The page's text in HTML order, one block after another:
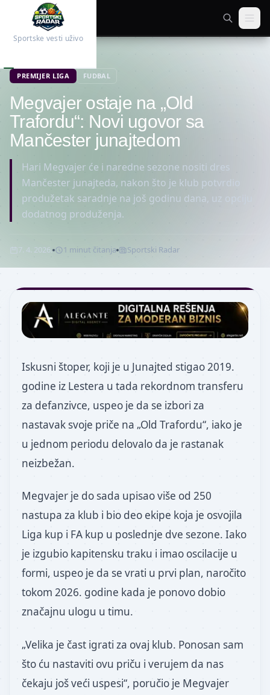
Sportske vesti uživo
PREMIJER LIGA FUDBAL
Megvajer ostaje na „Old
Trafordu“: Novi ugovor sa
Mančester junajtedom
Hari Megvajer će i naredne sezone nositi dres
Mančester junajteda, nakon što je klub potvrdio
produžetak saradnje na još godinu dana, uz opciju
dodatnog produženja.
7. 4. 2026. 1 minut čitanja Sportski Radar
Iskusni štoper, koji je u Junajted stigao 2019.
godine iz Lestera u tada rekordnom transferu
za defanzivce, uspeo je da se izbori za
nastavak svoje priče na „Old Trafordu“, iako je
u jednom periodu delovalo da je rastanak
neizbežan.
Megvajer je do sada upisao više od 250
nastupa za klub i bio deo ekipe koja je osvojila
Liga kup i FA kup u poslednje dve sezone. Iako
je izgubio kapitensku traku i imao oscilacije u
formi, uspeo je da se vrati u prvi plan, naročito
tokom 2026. godine kada je ponovo dobio
značajnu ulogu u timu.
„Velika je čast igrati za ovaj klub. Ponosan sam
što ću nastaviti ovu priču i verujem da nas
čekaju još veći uspesi“, poručio je Megvajer